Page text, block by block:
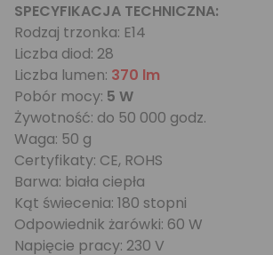
SPECYFIKACJA TECHNICZNA:
Rodzaj trzonka: E14
Liczba diod: 28
Liczba lumen: 370 lm
Pobór mocy: 5 W
Żywotność: do 50 000 godz.
Waga: 50 g
Certyfikaty: CE, ROHS
Barwa: biała ciepła
Kąt świecenia: 180 stopni
Odpowiednik żarówki: 60 W
Napięcie pracy: 230 V